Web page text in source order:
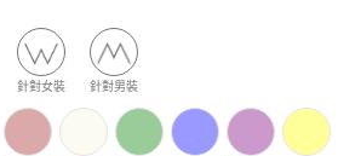
針對女裝 針對男裝